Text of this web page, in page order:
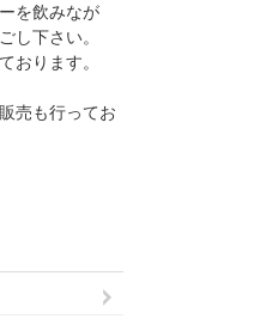
を飲みなが
し下さい。
おります。
売も行ってお